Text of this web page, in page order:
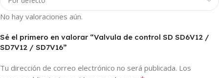
No hay valoraciones aún.
Sé el primero en valorar “Valvula de control SD SD6V12 /
SD7V12 / SD7V16”
Tu dirección de correo electrónico no será publicada. Los